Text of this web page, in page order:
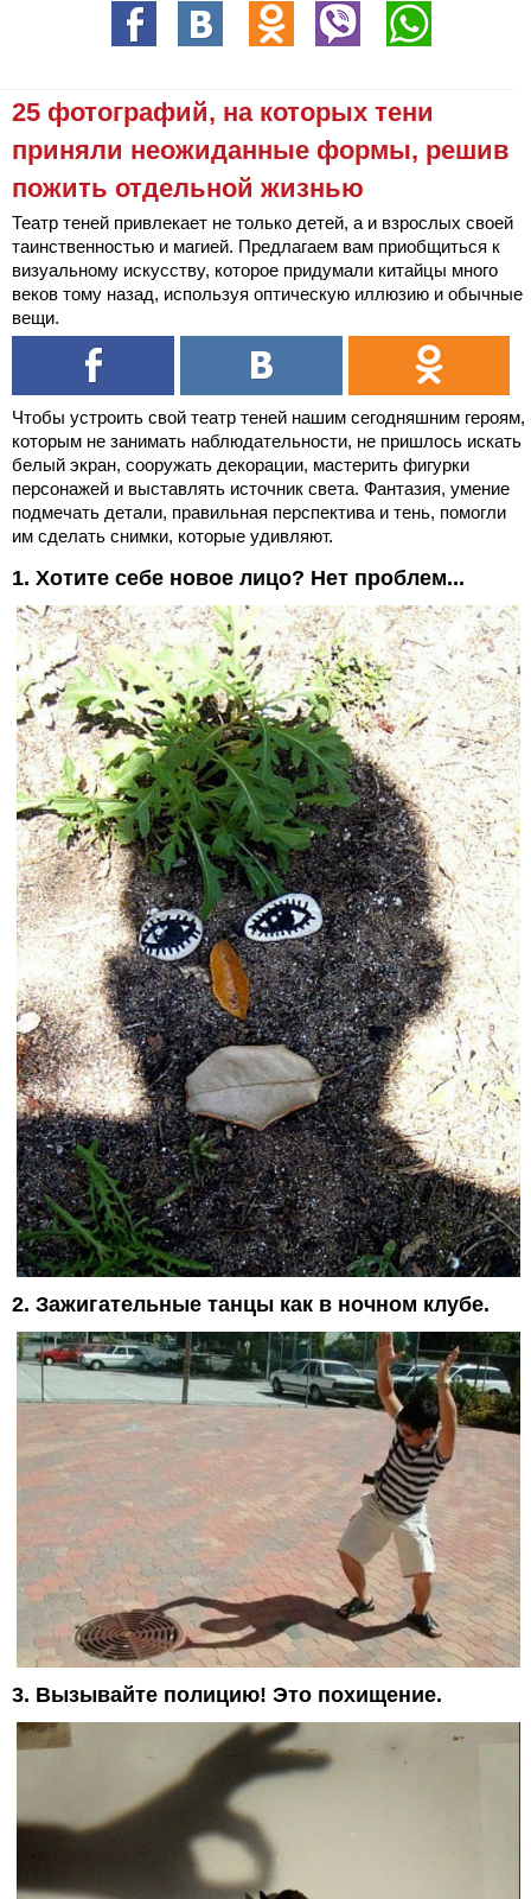
25 фотографий, на которых тени
приняли неожиданные формы, решив
пожить отдельной жизнью
Театр теней привлекает не только детей, а и взрослых своей
таинственностью и магией. Предлагаем вам приобщиться к
визуальному искусству, которое придумали китайцы много
веков тому назад, используя оптическую иллюзию и обычные
вещи.
Чтобы устроить свой театр теней нашим сегодняшним героям,
которым не занимать наблюдательности, не пришлось искать
белый экран, сооружать декорации, мастерить фигурки
персонажей и выставлять источник света. Фантазия, умение
подмечать детали, правильная перспектива и тень, помогли
им сделать снимки, которые удивляют.
1. Хотите себе новое лицо? Нет проблем...
2. Зажигательные танцы как в ночном клубе.
3. Вызывайте полицию! Это похищение.